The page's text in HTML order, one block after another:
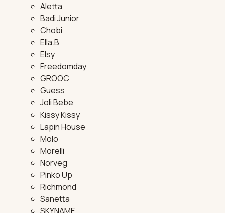
Aletta
Badi Junior
Chobi
Ella.B
Elsy
Freedomday
GROOC
Guess
Joli Bebe
Kissy Kissy
Lapin House
Molo
Morelli
Norveg
Pinko Up
Richmond
Sanetta